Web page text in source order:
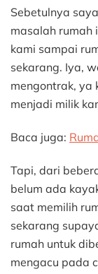
Sebetulnya
masalah rumah
kami sampai
sekarang. Iya,
mengontrak, ya
menjadi milik
Baca juga:
Tapi, dari
belum ada
saat memilih
sekarang
rumah untuk
mengacu pada